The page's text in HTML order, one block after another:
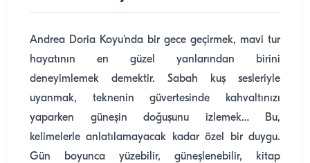
Andrea Doria Koyu'nda bir gece geçirmek, mavi tur
hayatının en güzel yanlarından birini
deneyimlemek demektir. Sabah kuş sesleriyle
uyanmak, teknenin güvertesinde kahvaltınızı
yaparken güneşin doğuşunu izlemek… Bu,
kelimelerle anlatılamayacak kadar özel bir duygu.
Gün boyunca yüzebilir, güneşlenebilir, kitap